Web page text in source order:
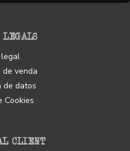
LEGALS
de venda
de datos
Cookies
CLIENT